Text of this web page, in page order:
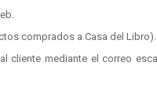
comprados a Casa del Libro).
cliente mediante el correo